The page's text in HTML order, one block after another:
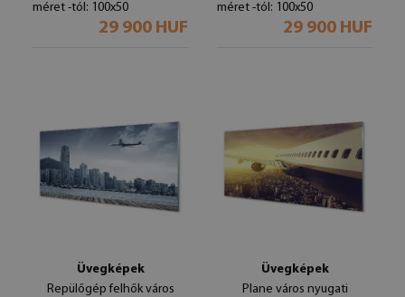
méret -tól: 100x50
29 900 HUF
méret -tól: 100x50
29 900 HUF
Üvegképek
Repülőgép felhők város
Üvegképek
Plane város nyugati